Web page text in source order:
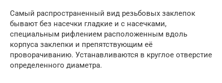
Самый распространенный вид резьбовых заклепок
бывают без насечки гладкие и с насечками,
специальным рифлением расположенным вдоль
корпуса заклепки и препятствующим её
проворачиванию. Устанавливаются в круглое отверстие
определенного диаметра.